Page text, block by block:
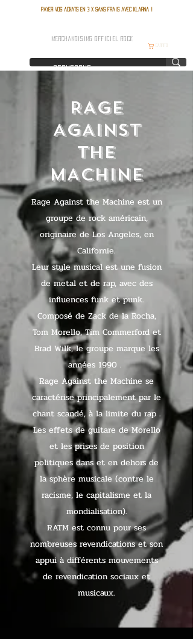
Payer vos achats en 3 x sans frais avec Klarna !
MERCHANDISING OFFICIEL ROCK
RAGE
AGAINST
THE
MACHINE
Rage Against the Machine est un
groupe de rock américain,
originaire de Los Angeles, en
Californie.
Leur style musical est une fusion
de metal et de rap, avec des
influences funk et punk.
Composé de Zack de la Rocha,
Tom Morello, Tim Commerford et
Brad Wilk, le groupe marque les
années 1990 .
Rage Against the Machine se
caractérise principalement par le
chant scandé, à la limite du rap .
Les effets de guitare de Morello
et les prises de position
politiques dans et en dehors de
la sphère musicale (contre le
racisme, le capitalisme et la
mondialisation).
RATM est connu pour ses
nombreuses revendications et son
appui à différents mouvements
de revendication sociaux et
musicaux.